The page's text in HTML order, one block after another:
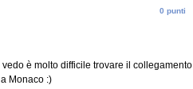
0 punti
è molto difficile trovare il collegamento
Monaco :)